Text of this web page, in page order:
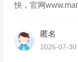
快，官网
匿名
2026-07-30